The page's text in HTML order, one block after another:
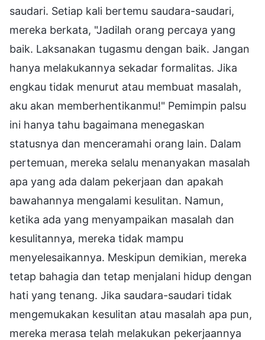
saudari. Setiap kali bertemu saudara-saudari,
mereka berkata, "Jadilah orang percaya yang
baik. Laksanakan tugasmu dengan baik. Jangan
hanya melakukannya sekadar formalitas. Jika
engkau tidak menurut atau membuat masalah,
aku akan memberhentikanmu!" Pemimpin palsu
ini hanya tahu bagaimana menegaskan
statusnya dan menceramahi orang lain. Dalam
pertemuan, mereka selalu menanyakan masalah
apa yang ada dalam pekerjaan dan apakah
bawahannya mengalami kesulitan. Namun,
ketika ada yang menyampaikan masalah dan
kesulitannya, mereka tidak mampu
menyelesaikannya. Meskipun demikian, mereka
tetap bahagia dan tetap menjalani hidup dengan
hati yang tenang. Jika saudara-saudari tidak
mengemukakan kesulitan atau masalah apa pun,
mereka merasa telah melakukan pekerjaannya